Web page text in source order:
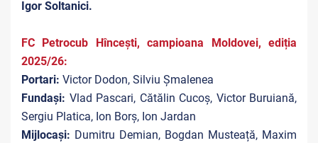
Igor Soltanici.
FC Petrocub Hîncești, campioana Moldovei, ediția
2025/26:
Portari: Victor Dodon, Silviu Șmalenea
Fundași: Vlad Pascari, Cătălin Cucoș, Victor Buruiană,
Sergiu Platica, Ion Borș, Ion Jardan
Mijlocași: Dumitru Demian, Bogdan Musteață, Maxim